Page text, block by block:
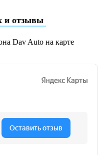
и отзывы
Dav Auto на карте